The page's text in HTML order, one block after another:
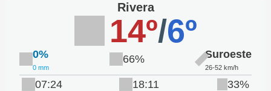
Rivera
14º/6º
0%
0 mm
66% Suroeste
26-52 km/h
07:24 18:11 33%